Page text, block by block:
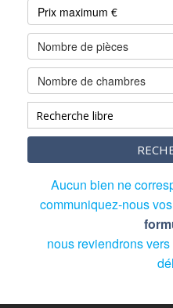
Nombre de pièces
Nombre de chambres
Aucun bien ne
communiquez-nous
nous reviendrons